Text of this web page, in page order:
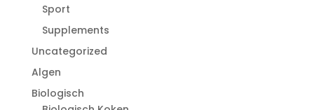
Sport
Supplements
Uncategorized
Algen
Biologisch